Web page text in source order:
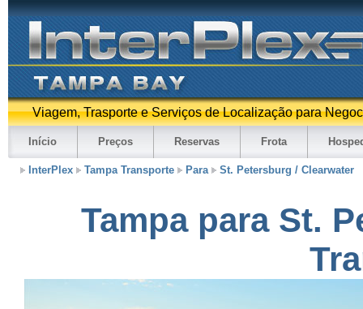
Viagem, Trasporte e Serviços de Localização para
Início Preços Reservas Frota
InterPlex Tampa Transporte Para St. Petersburg / Clearwater
Tampa para St.